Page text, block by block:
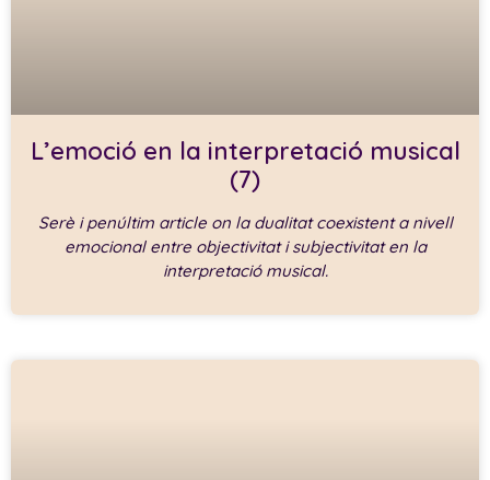
L’emoció en la interpretació musical
(7)
Serè i penúltim article on la dualitat coexistent a nivell
emocional entre objectivitat i subjectivitat en la
interpretació musical.